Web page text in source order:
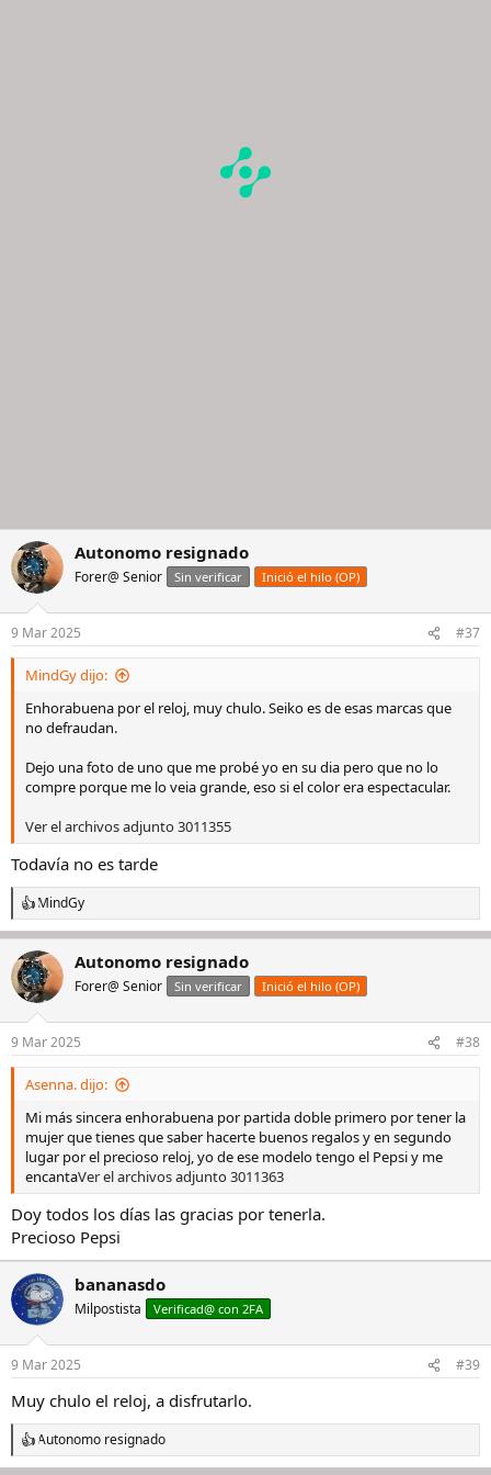
Autonomo resignado
Forer@ Senior Sin verificar Inició el hilo (OP)
9 Mar 2025 #37
MindGy dijo:
Enhorabuena por el reloj, muy chulo. Seiko es de esas marcas que
no defraudan.
Dejo una foto de uno que me probé yo en su dia pero que no lo
compre porque me lo veia grande, eso si el color era espectacular.
Ver el archivos adjunto 3011355
Todavía no es tarde
R
e
a
c
c
i
e
s
MindGy
Autonomo resignado
Forer@ Senior Sin verificar Inició el hilo (OP)
9 Mar 2025 #38
Asenna. dijo:
Mi más sincera enhorabuena por partida doble primero por tener la
mujer que tienes que saber hacerte buenos regalos y en segundo
lugar por el precioso reloj, yo de ese modelo tengo el Pepsi y me
encantaVer el archivos adjunto 3011363
Doy todos los días las gracias por tenerla.
Precioso Pepsi
bananasdo
Milpostista Verificad@ con 2FA
9 Mar 2025 #39
Muy chulo el reloj, a disfrutarlo.
R
e
Autonomo resignado